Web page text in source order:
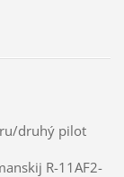
druhý pilot
R-11AF2-